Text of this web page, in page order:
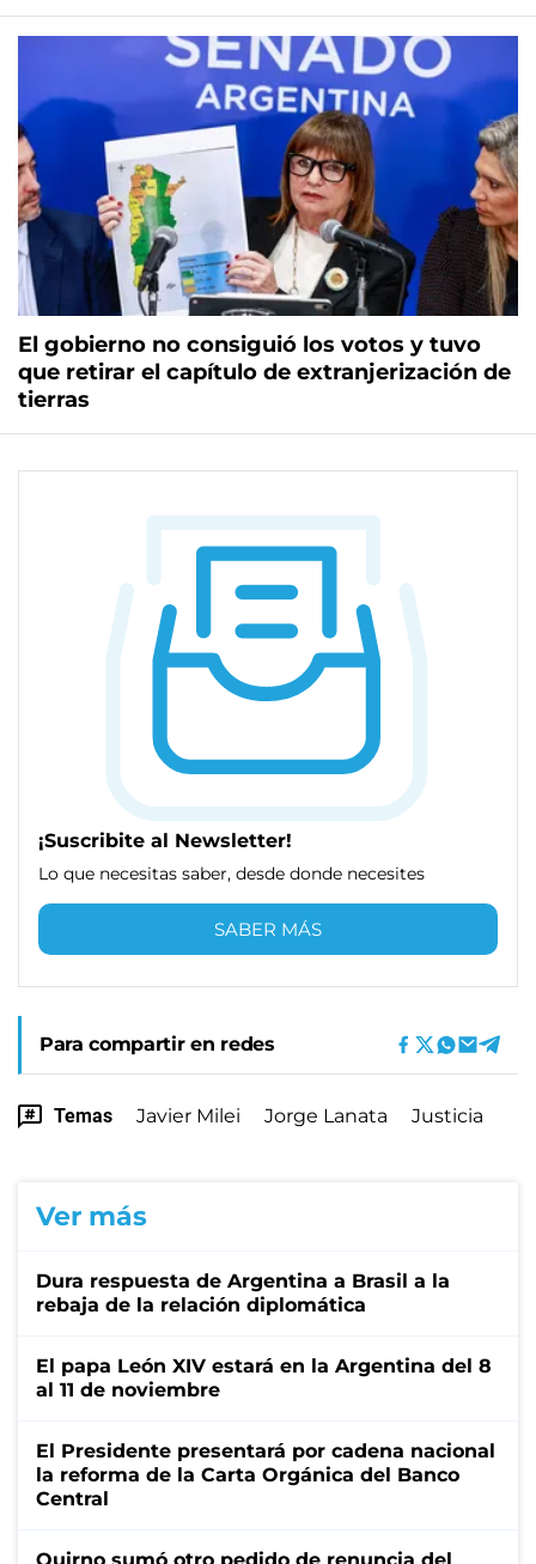
El gobierno no consiguió los votos y tuvo
que retirar el capítulo de extranjerización de
tierras
¡Suscribite al Newsletter!
Lo que necesitas saber, desde donde necesites
SABER MÁS
Para compartir en redes
Temas Javier Milei Jorge Lanata Justicia
Ver más
Dura respuesta de Argentina a Brasil a la
rebaja de la relación diplomática
El papa León XIV estará en la Argentina del 8
al 11 de noviembre
El Presidente presentará por cadena nacional
la reforma de la Carta Orgánica del Banco
Central